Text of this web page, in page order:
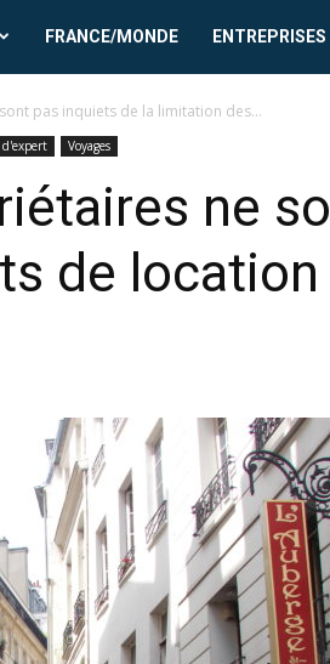
FRANCE/MONDE ENTREPRISES
pas inquiets de la limitation des...
d'expert Voyages
ne
de